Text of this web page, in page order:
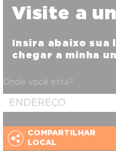
Visite a
Insira abaixo sua
chegar a minha
Onde você está?
COMPARTILHAR
LOCAL